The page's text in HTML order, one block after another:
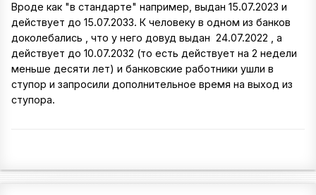
Вроде как "в стандарте" например, выдан 15.07.2023 и
действует до 15.07.2033. К человеку в одном из банков
доколебались , что у него довуд выдан 24.07.2022 , а
действует до 10.07.2032 (то есть действует на 2 недели
меньше десяти лет) и банковские работники ушли в
ступор и запросили дополнительное время на выход из
ступора.